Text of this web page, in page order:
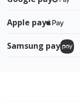
Apple pay
Samsung pay